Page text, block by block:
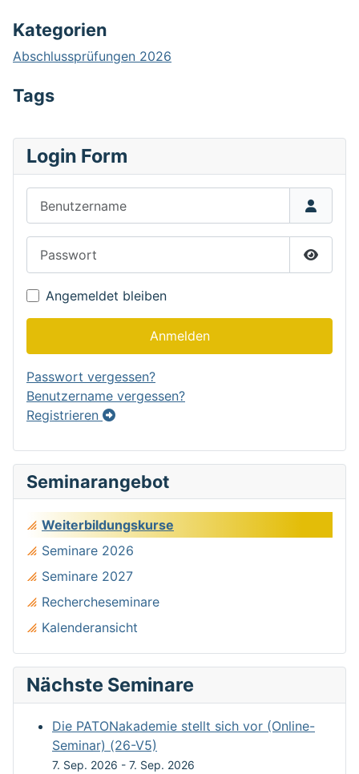
Kategorien
Abschlussprüfungen 2026
Tags
Login Form
Angemeldet bleiben
Anmelden
Passwort vergessen?
Benutzername vergessen?
Registrieren
Seminarangebot
Weiterbildungskurse
Seminare 2026
Seminare 2027
Rechercheseminare
Kalenderansicht
Nächste Seminare
Die PATONakademie stellt sich vor (Online-
Seminar) (26-V5)
7. Sep. 2026 - 7. Sep. 2026